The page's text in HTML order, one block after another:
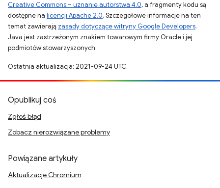
Creative Commons – uznanie autorstwa 4.0, a fragmenty kodu są
dostępne na licencji Apache 2.0. Szczegółowe informacje na ten
temat zawierają zasady dotyczące witryny Google Developers.
Java jest zastrzeżonym znakiem towarowym firmy Oracle i jej
podmiotów stowarzyszonych.
Ostatnia aktualizacja: 2021-09-24 UTC.
Opublikuj coś
Zgłoś błąd
Zobacz nierozwiązane problemy
Powiązane artykuły
Aktualizacje Chromium